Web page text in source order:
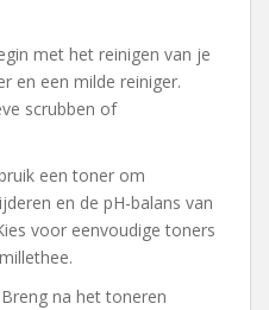
met het reinigen van je
en een milde reiniger.
scrubben of
een toner om
en de pH-balans van
voor eenvoudige toners
Breng na het toneren